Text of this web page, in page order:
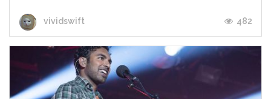
vividswift 482